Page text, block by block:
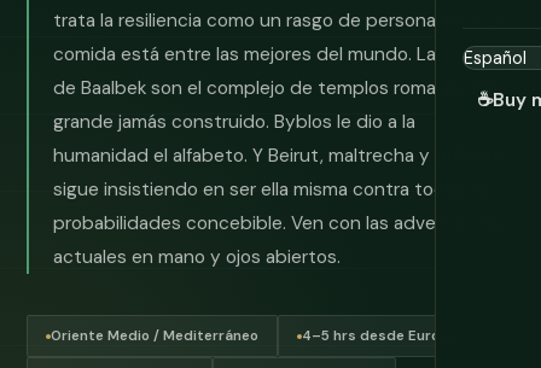
☕Buy
trata la resiliencia como un rasgo de personalidad. La
comida está entre las mejores del mundo. Las ruinas
de Baalbek son el complejo de templos romanos más
grande jamás construido. Byblos le dio a la
humanidad el alfabeto. Y Beirut, maltrecha y brillante,
sigue insistiendo en ser ella misma contra todas las
probabilidades concebible. Ven con las advertencias
actuales en mano y ojos abiertos.
Oriente Medio / Mediterráneo 4–5 hrs desde Europa